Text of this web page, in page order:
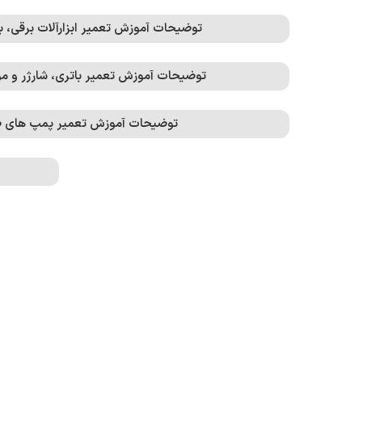
توضیحات آموزش تعمیر ابزارآلات برقی،
توضیحات آموزش تعمیر باتری، شارژر و
توضیحات آموزش تعمیر پمپ های